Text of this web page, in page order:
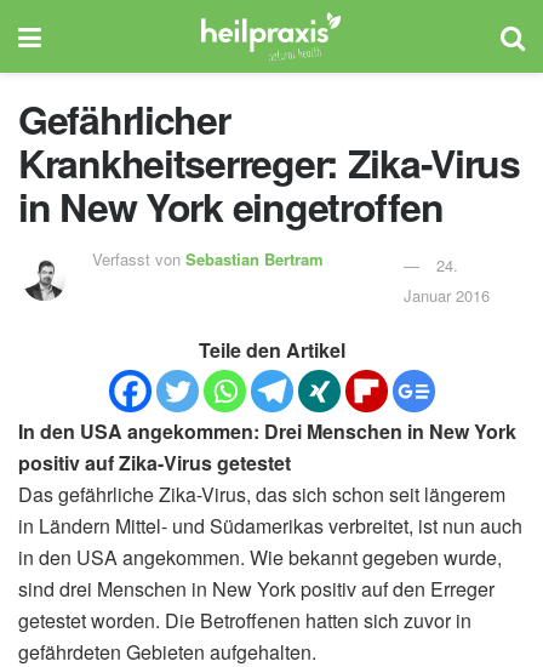
Gefährlicher
Krankheitserreger: Zika-Virus
in New York eingetroffen
Verfasst von Sebastian Bertram
24.
Januar 2016
Teile den Artikel
In den USA angekommen: Drei Menschen in New York
positiv auf Zika-Virus getestet
Das gefährliche Zika-Virus, das sich schon seit längerem
in Ländern Mittel- und Südamerikas verbreitet, ist nun auch
in den USA angekommen. Wie bekannt gegeben wurde,
sind drei Menschen in New York positiv auf den Erreger
getestet worden. Die Betroffenen hatten sich zuvor in
gefährdeten Gebieten aufgehalten.